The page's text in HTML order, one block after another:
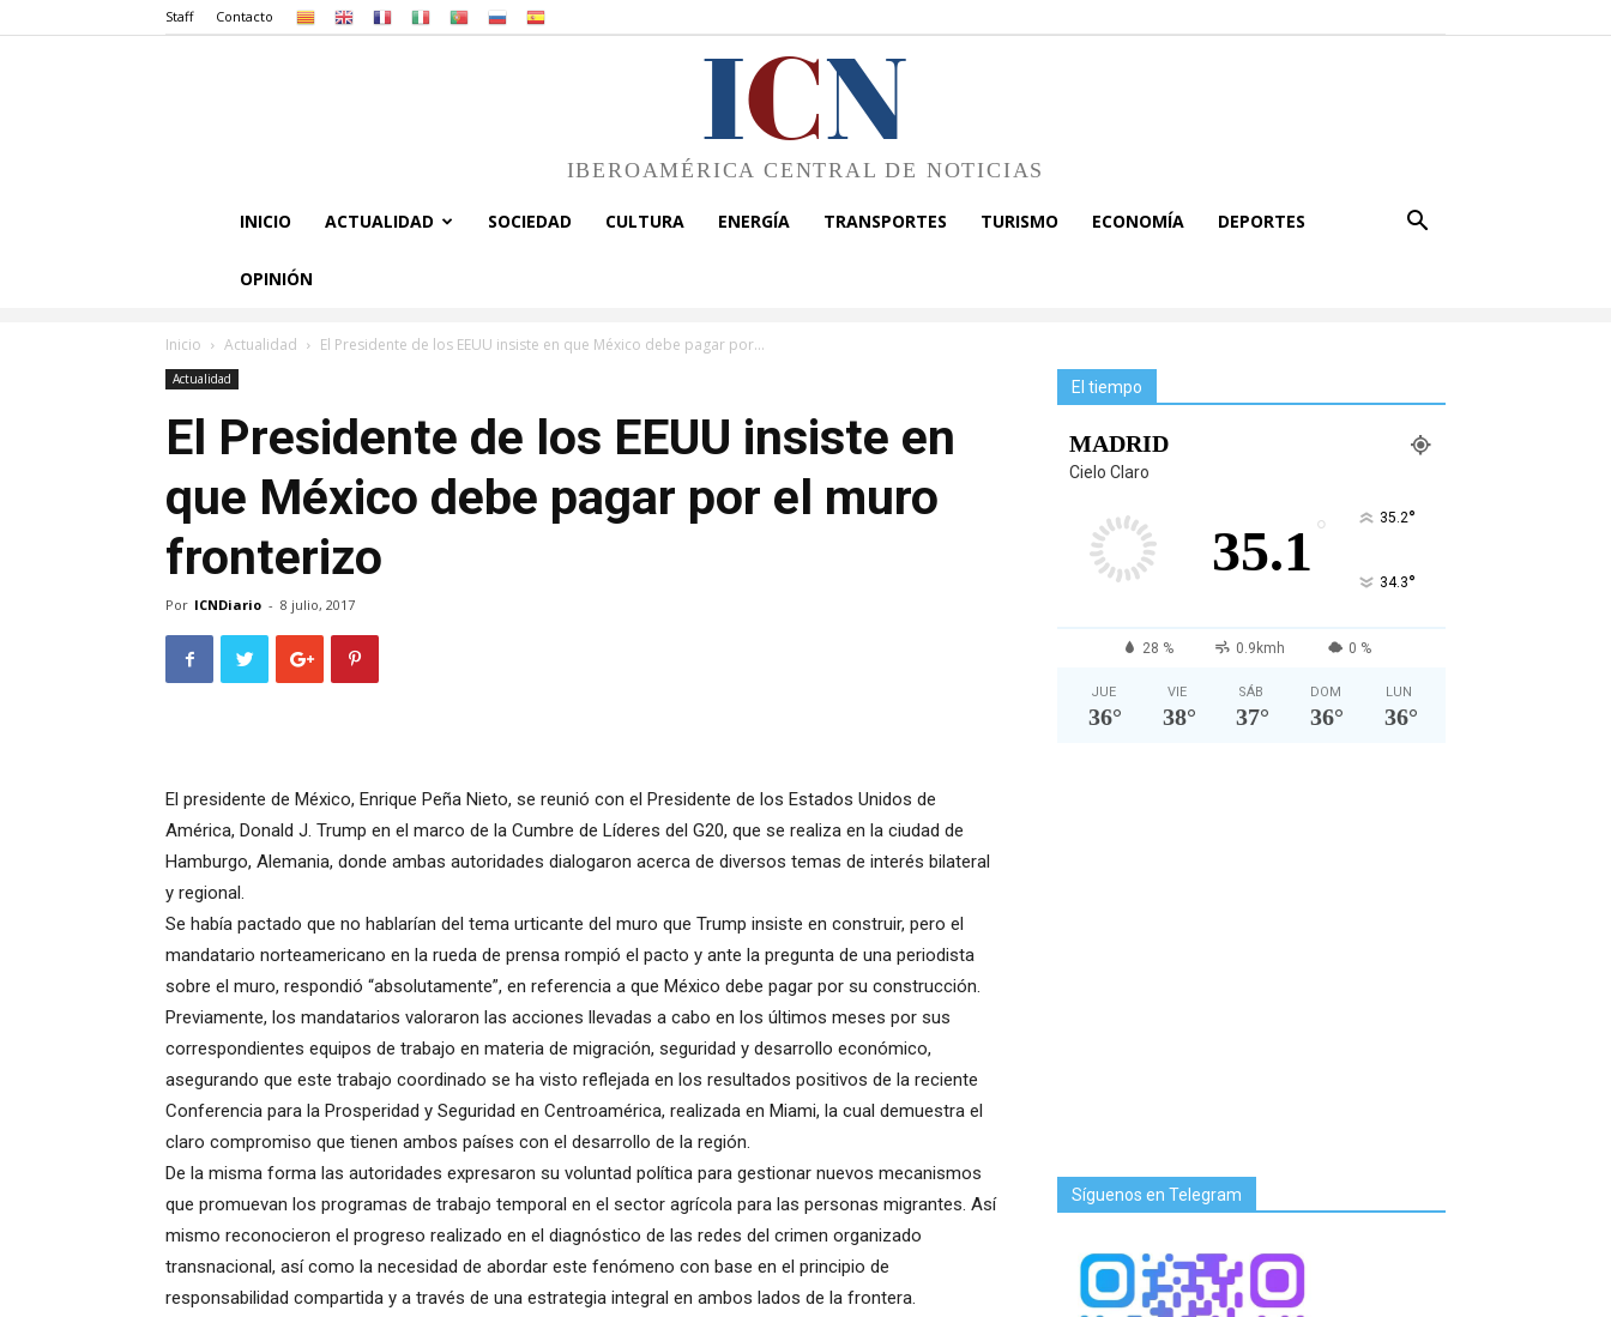
Staff Contacto
ICN
IBEROAMÉRICA CENTRAL DE NOTICIAS
INICIO ACTUALIDAD SOCIEDAD CULTURA ENERGÍA TRANSPORTES TURISMO ECONOMÍA DEPORTES
OPINIÓN
Inicio Actualidad El Presidente de los EEUU insiste en que México debe pagar por...
Actualidad
El Presidente de los EEUU insiste en
que México debe pagar por el muro
fronterizo
Por ICNDiario - 8 julio, 2017
El presidente de México, Enrique Peña Nieto, se reunió con el Presidente de los Estados Unidos de
América, Donald J. Trump en el marco de la Cumbre de Líderes del G20, que se realiza en la ciudad de
Hamburgo, Alemania, donde ambas autoridades dialogaron acerca de diversos temas de interés bilateral
y regional.
Se había pactado que no hablarían del tema urticante del muro que Trump insiste en construir, pero el
mandatario norteamericano en la rueda de prensa rompió el pacto y ante la pregunta de una periodista
sobre el muro, respondió “absolutamente”, en referencia a que México debe pagar por su construcción.
Previamente, los mandatarios valoraron las acciones llevadas a cabo en los últimos meses por sus
correspondientes equipos de trabajo en materia de migración, seguridad y desarrollo económico,
asegurando que este trabajo coordinado se ha visto reflejada en los resultados positivos de la reciente
Conferencia para la Prosperidad y Seguridad en Centroamérica, realizada en Miami, la cual demuestra el
claro compromiso que tienen ambos países con el desarrollo de la región.
De la misma forma las autoridades expresaron su voluntad política para gestionar nuevos mecanismos
que promuevan los programas de trabajo temporal en el sector agrícola para las personas migrantes. Así
mismo reconocieron el progreso realizado en el diagnóstico de las redes del crimen organizado
transnacional, así como la necesidad de abordar este fenómeno con base en el principio de
responsabilidad compartida y a través de una estrategia integral en ambos lados de la frontera.
El tiempo
MADRID
Cielo Claro
35.1 ° 35.2°
34.3°
28 % 0.9kmh 0 %
JUE
36°
VIE
38°
SÁB
37°
DOM
36°
LUN
36°
Síguenos en Telegram